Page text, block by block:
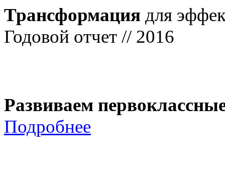
Трансформация для
Годовой отчет // 2016
Развиваем
Подробнее